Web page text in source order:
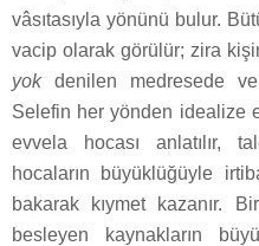
vâsıtasıyla yönünü bulur.
vacip olarak görülür; zira
yokdenilen medresede
Selefin her yönden idealize
evvela hocası anlatılır,
hocaların büyüklüğüyle
bakarak kıymet kazanır.
besleyen kaynakların